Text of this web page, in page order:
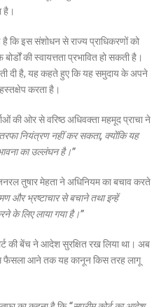
है।
कि इस संशोधन से राज्य प्राधिकरणों को
की स्वायत्तता प्रभावित हो सकती है।
दी है, यह कहते हुए कि यह समुदाय के अपने
करता है।
की ओर से वरिष्ठ अधिवक्ता महमूद प्राचा ने
नियंत्रण नहीं कर सकता, क्योंकि यह
का उल्लंघन है।”
तुषार मेहता ने अधिनियम का बचाव करते
और भ्रष्टाचार से बचाने तथा इन्हें
के लिए लाया गया है।”
की बेंच ने आदेश सुरक्षित रख लिया था। अब
फैसला आने तक यह कानून किस तरह लागू